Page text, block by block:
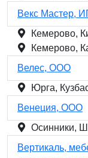
Векс Мастер,
Кемерово,
Кемерово,
Велес, ООО
Юрга,
Венеция, ООО
Осинники,
Вертикаль,